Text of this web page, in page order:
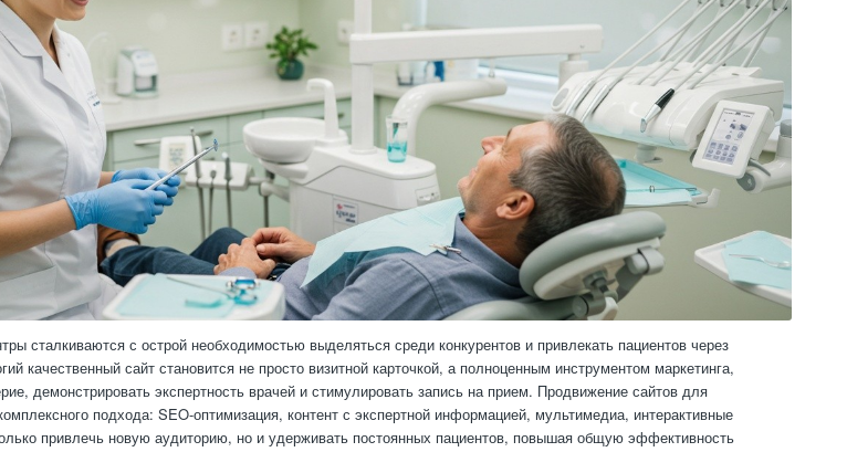
сталкиваются с острой необходимостью выделяться среди конкурентов и привлекать пациентов через
качественный сайт становится не просто визитной карточкой, а полноценным инструментом маркетинга,
демонстрировать экспертность врачей и стимулировать запись на прием. Продвижение сайтов для
подхода: SEO-оптимизация, контент с экспертной информацией, мультимедиа, интерактивные
привлечь новую аудиторию, но и удерживать постоянных пациентов, повышая общую эффективность